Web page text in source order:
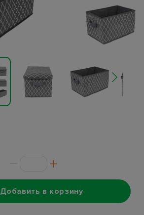
Добавить в корзину